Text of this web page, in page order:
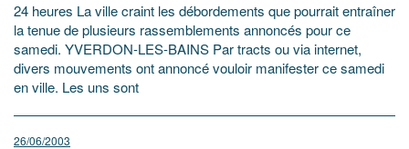
24 heures La ville craint les débordements que pourrait entraîner
la tenue de plusieurs rassemblements annoncés pour ce
samedi. YVERDON-LES-BAINS Par tracts ou via internet,
divers mouvements ont annoncé vouloir manifester ce samedi
en ville. Les uns sont
26/06/2003